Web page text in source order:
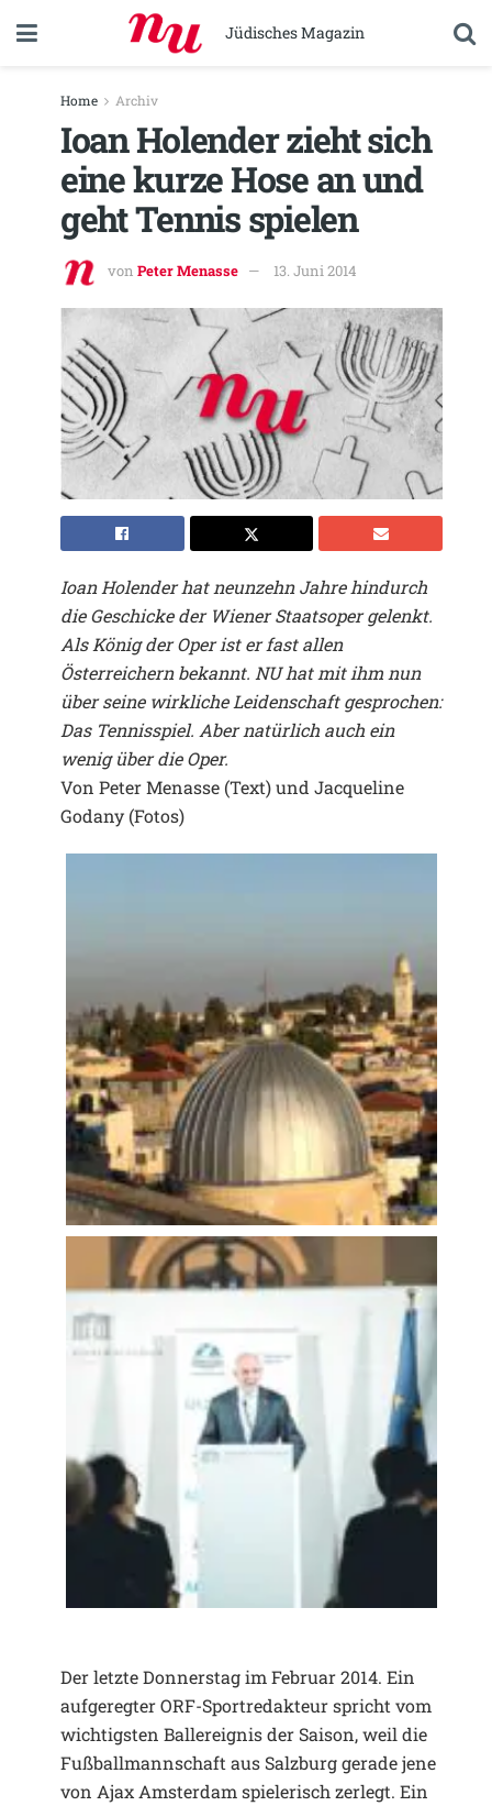
Jüdisches Magazin
Home Archiv
Ioan Holender zieht sich
eine kurze Hose an und
geht Tennis spielen
von Peter Menasse 13. Juni 2014
Ioan Holender hat neunzehn Jahre hindurch
die Geschicke der Wiener Staatsoper gelenkt.
Als König der Oper ist er fast allen
Österreichern bekannt. NU hat mit ihm nun
über seine wirkliche Leidenschaft gesprochen:
Das Tennisspiel. Aber natürlich auch ein
wenig über die Oper.
Von Peter Menasse (Text) und Jacqueline
Godany (Fotos)
Der letzte Donnerstag im Februar 2014. Ein
aufgeregter ORF-Sportredakteur spricht vom
wichtigsten Ballereignis der Saison, weil die
Fußballmannschaft aus Salzburg gerade jene
von Ajax Amsterdam spielerisch zerlegt. Ein